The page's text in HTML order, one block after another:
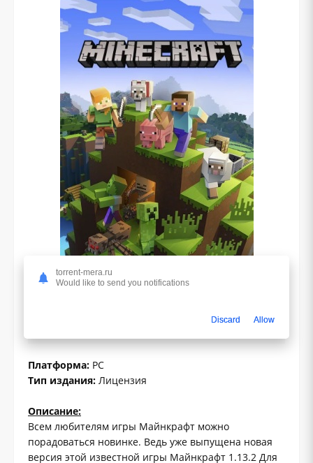
Платформа: PC
Тип издания: Лицензия
Описание:
Всем любителям игры Майнкрафт можно
порадоваться новинке. Ведь уже выпущена новая
версия этой известной игры Майнкрафт 1.13.2 Для
torrent-mera.ru
Would like to send you notifications
Discard Allow